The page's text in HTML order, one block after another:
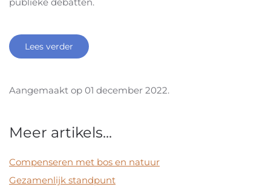
publieke debatten.
Lees verder
Aangemaakt op 01 december 2022.
Meer artikels...
Compenseren met bos en natuur
Gezamenlijk standpunt